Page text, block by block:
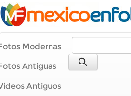
Modernas
Antiguas
Antiguos